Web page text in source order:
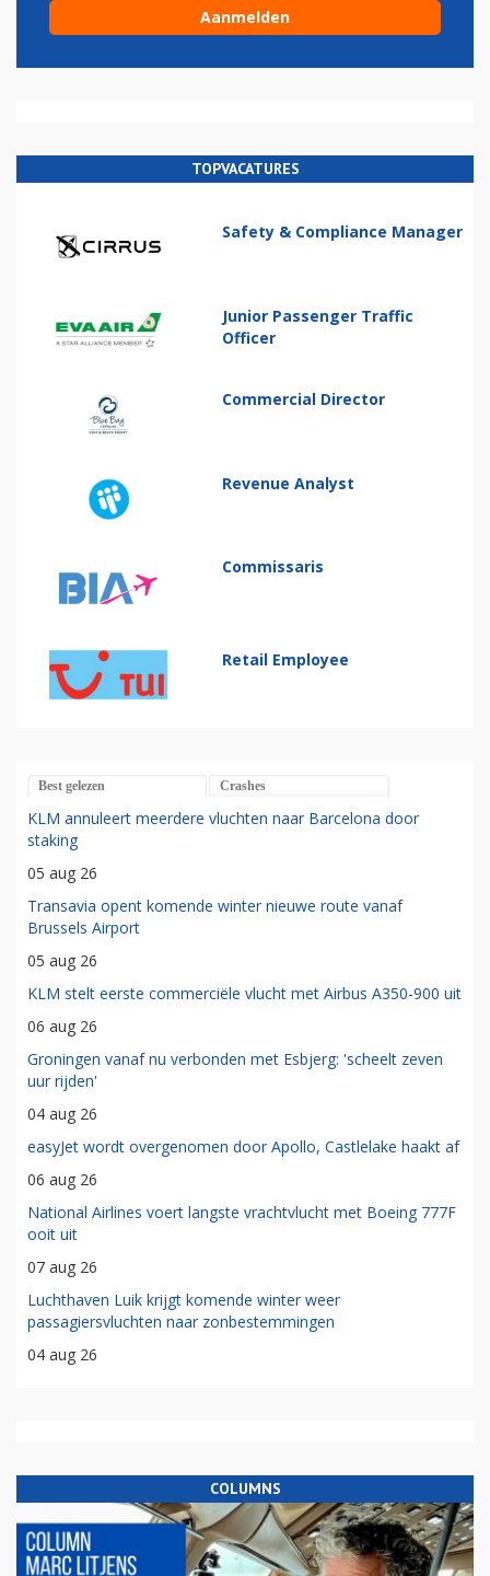
TOPVACATURES
Safety & Compliance Manager
Junior Passenger Traffic
Officer
Commercial Director
Revenue Analyst
Commissaris
Retail Employee
Best gelezen Crashes
KLM annuleert meerdere vluchten naar Barcelona door
staking
05 aug 26
Transavia opent komende winter nieuwe route vanaf
Brussels Airport
05 aug 26
KLM stelt eerste commerciële vlucht met Airbus A350-900 uit
06 aug 26
Groningen vanaf nu verbonden met Esbjerg: 'scheelt zeven
uur rijden'
04 aug 26
easyJet wordt overgenomen door Apollo, Castlelake haakt af
06 aug 26
National Airlines voert langste vrachtvlucht met Boeing 777F
ooit uit
07 aug 26
Luchthaven Luik krijgt komende winter weer
passagiersvluchten naar zonbestemmingen
04 aug 26
COLUMNS